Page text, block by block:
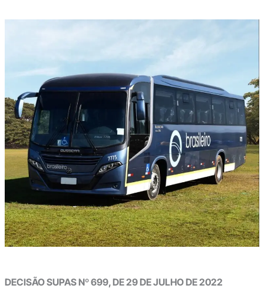
DECISÃO SUPAS Nº 699, DE 29 DE JULHO DE 2022